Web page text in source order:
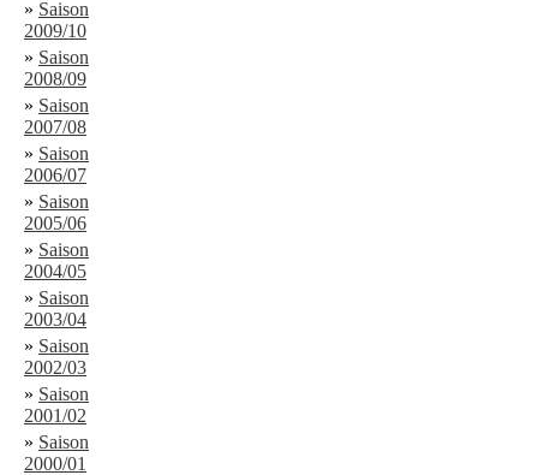
» Saison
2009/10
» Saison
2008/09
» Saison
2007/08
» Saison
2006/07
» Saison
2005/06
» Saison
2004/05
» Saison
2003/04
» Saison
2002/03
» Saison
2001/02
» Saison
2000/01